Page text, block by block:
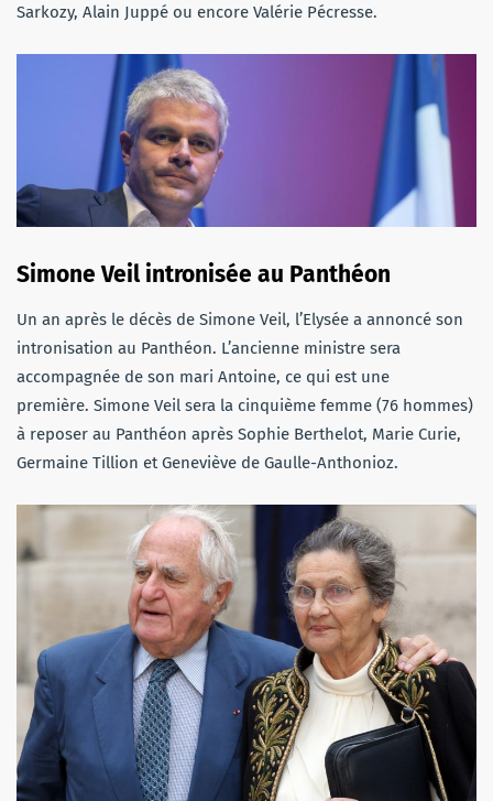
Sarkozy, Alain Juppé ou encore Valérie Pécresse.
Simone Veil intronisée au Panthéon
Un an après le décès de Simone Veil, l’Elysée a annoncé son
intronisation au Panthéon. L’ancienne ministre sera
accompagnée de son mari Antoine, ce qui est une
première. Simone Veil sera la cinquième femme (76 hommes)
à reposer au Panthéon après Sophie Berthelot, Marie Curie,
Germaine Tillion et Geneviève de Gaulle-Anthonioz.